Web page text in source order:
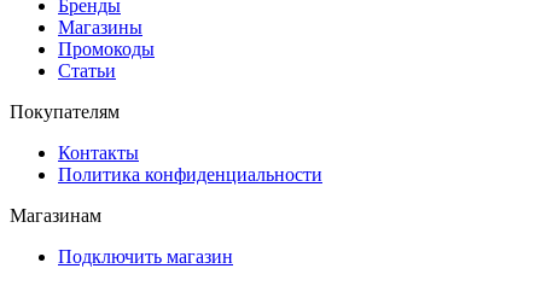
Бренды
Магазины
Промокоды
Статьи
Покупателям
Контакты
Политика конфиденциальности
Магазинам
Подключить магазин